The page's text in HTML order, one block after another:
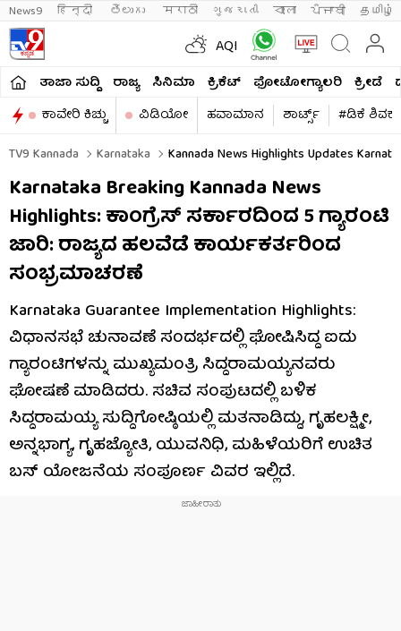
News9 हिन्दी తెలుగు मराठी ગુજરાતી বাংলা ਪੰਜਾਬੀ தமிழ்
AQI
ತಾಜಾ ಸುದ್ದಿ ರಾಜ್ಯ ಸಿನಿಮಾ ಕ್ರಿಕೆಟ್​ ಫೋಟೋಗ್ಯಾಲರಿ ಕ್ರೀಡೆ
ಕಾವೇರಿ ಕಿಚ್ಚು
ವಿಡಿಯೋ ಹವಾಮಾನ ಶಾರ್ಟ್ಸ್​
#ಡಿಕೆ
TV9 Kannada
Karnataka Kannada News Highlights Updates
Karnataka Breaking Kannada News
Highlights: ಕಾಂಗ್ರೆಸ್​ ಸರ್ಕಾರದಿಂದ 5 ಗ್ಯಾರಂಟಿ
ಜಾರಿ: ರಾಜ್ಯದ ಹಲವೆಡೆ ಕಾರ್ಯಕರ್ತರಿಂದ
ಸಂಭ್ರಮಾಚರಣೆ
Karnataka Guarantee Implementation Highlights​​:
ವಿಧಾನಸಭೆ ಚುನಾವಣೆ ಸಂದರ್ಭದಲ್ಲಿ ಘೋಷಿಸಿದ್ದ ಐದು
ಗ್ಯಾರಂಟಿಗಳನ್ನು ಮುಖ್ಯಮಂತ್ರಿ ಸಿದ್ದರಾಮಯ್ಯನವರು
ಘೋಷಣೆ ಮಾಡಿದರು. ಸಚಿವ ಸಂಪುಟದಲ್ಲಿ ಬಳಿಕ
ಸಿದ್ದರಾಮಯ್ಯ ಸುದ್ದಿಗೋಷ್ಠಿಯಲ್ಲಿ ಮತನಾಡಿದ್ದು, ಗೃಹಲಕ್ಷ್ಮೀ,
ಅನ್ನಭಾಗ್ಯ, ಗೃಹಜ್ಯೋತಿ, ಯುವನಿಧಿ, ಮಹಿಳೆಯರಿಗೆ ಉಚಿತ
ಬಸ್​ ಯೋಜನೆಯ ಸಂಪೂರ್ಣ ವಿವರ ಇಲ್ಲಿದೆ.